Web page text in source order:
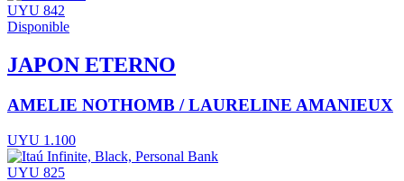
UYU 842
Disponible
JAPON ETERNO
AMELIE NOTHOMB / LAURELINE AMANIEUX
UYU 1.100
UYU 825